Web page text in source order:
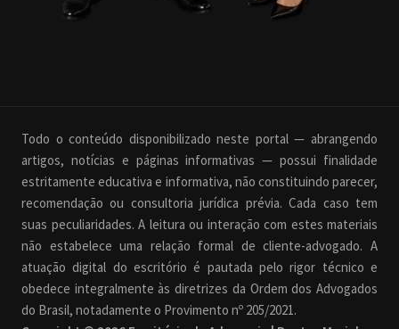
Todo o conteúdo disponibilizado neste portal — abrangendo
artigos, notícias e páginas informativas — possui finalidade
estritamente educativa e informativa, não constituindo parecer,
recomendação ou consultoria jurídica prévia. Cada caso tem
suas peculiaridades. A leitura ou interação com estes materiais
não estabelece uma relação formal de cliente-advogado. A
atuação digital do escritório é pautada pelo rigor técnico e
obedece integralmente às diretrizes da Ordem dos Advogados
do Brasil, notadamente o Provimento nº 205/2021.